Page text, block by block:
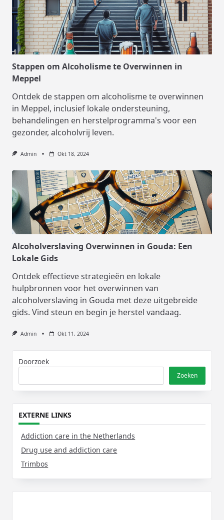
Stappen om Alcoholisme te Overwinnen in
Meppel
Ontdek de stappen om alcoholisme te overwinnen
in Meppel, inclusief lokale ondersteuning,
behandelingen en herstelprogramma's voor een
gezonder, alcoholvrij leven.
Admin Okt 18, 2024
Alcoholverslaving Overwinnen in Gouda: Een
Lokale Gids
Ontdek effectieve strategieën en lokale
hulpbronnen voor het overwinnen van
alcoholverslaving in Gouda met deze uitgebreide
gids. Vind steun en begin je herstel vandaag.
Admin Okt 11, 2024
Doorzoek
Zoeken
EXTERNE LINKS
Addiction care in the Netherlands
Drug use and addiction care
Trimbos